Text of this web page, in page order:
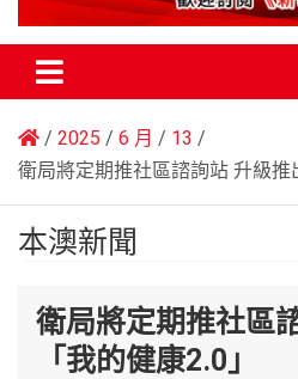
2025 6 月
13
衛局將定期推社區諮詢站 升級推
本澳新聞
衛局將定期推社區
「我的健康2.0」